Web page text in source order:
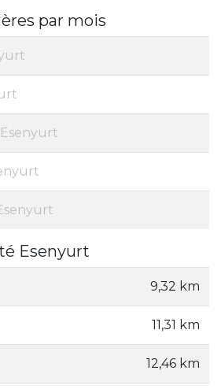
par mois
Esenyurt
9,32 km
11,31 km
12,46 km